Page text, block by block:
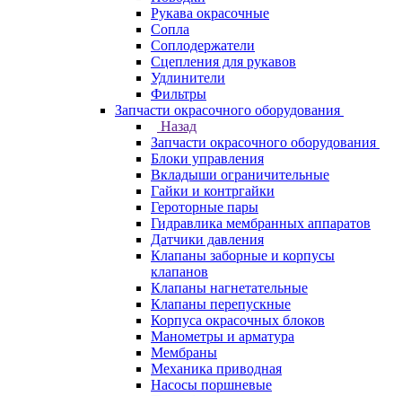
Рукава окрасочные
Сопла
Соплодержатели
Сцепления для рукавов
Удлинители
Фильтры
Запчасти окрасочного оборудования
Назад
Запчасти окрасочного оборудования
Блоки управления
Вкладыши ограничительные
Гайки и контргайки
Героторные пары
Гидравлика мембранных аппаратов
Датчики давления
Клапаны заборные и корпусы
клапанов
Клапаны нагнетательные
Клапаны перепускные
Корпуса окрасочных блоков
Манометры и арматура
Мембраны
Механика приводная
Насосы поршневые